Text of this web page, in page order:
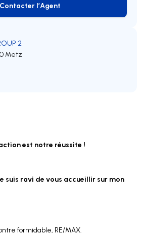
est notre réussite !
suis ravi de vous accueillir sur mon
formidable, RE/MAX.
Contacter l’Agent
Contacter l’Agent
2
Metz